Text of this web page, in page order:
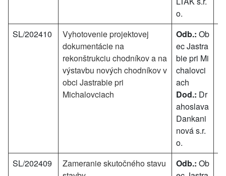
o.
SL/202410
Vyhotovenie projektovej
dokumentácie na
rekonštrukciu chodníkov a na
výstavbu nových chodníkov v
obci Jastrabie pri
Michalovciach
Odb.: Ob
ec Jastra
bie pri Mi
chalovci
ach
Dod.: Dr
ahoslava
Dankani
nová s.r.
o.
SL/202409
Zameranie skutočného stavu
Odb.: Ob